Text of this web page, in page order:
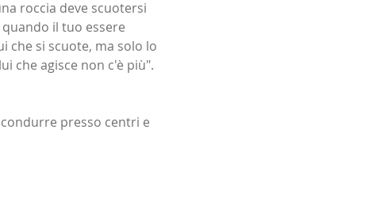
roccia deve scuotersi
il tuo essere
che si scuote, ma solo lo
che agisce non c'è più".
presso centri e